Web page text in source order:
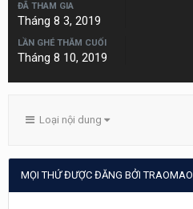
ĐÃ THAM GIA
Tháng 8 3, 2019
LẦN GHÉ THĂM CUỐI
Tháng 8 10, 2019
Loại nội dung
MỌI THỨ ĐƯỢC ĐĂNG BỞI TRAOMAO